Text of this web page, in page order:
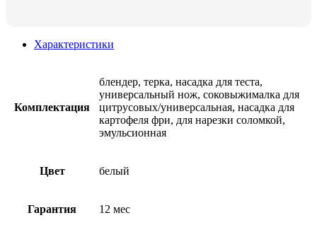
Характеристики
Комплектация
блендер, терка, насадка для теста,
универсальный нож, соковыжималка для
цитрусовых/универсальная, насадка для
картофеля фри, для нарезки соломкой,
эмульсионная
Цвет белый
Гарантия 12 мес